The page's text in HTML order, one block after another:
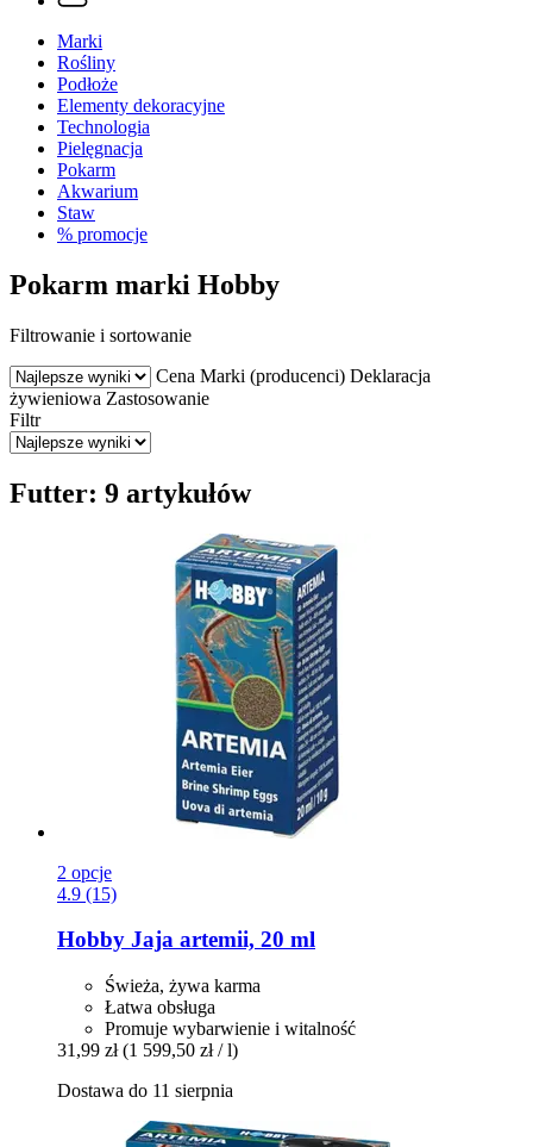
Marki
Rośliny
Podłoże
Elementy dekoracyjne
Technologia
Pielęgnacja
Pokarm
Akwarium
Staw
% promocje
Pokarm marki Hobby
Filtrowanie i sortowanie
Cena Marki (producenci) Deklaracja
żywieniowa Zastosowanie
Filtr
Futter: 9 artykułów
2 opcje
4.9 (15)
Hobby Jaja artemii, 20 ml
Świeża, żywa karma
Łatwa obsługa
Promuje wybarwienie i witalność
31,99 zł (1 599,50 zł / l)
Dostawa do 11 sierpnia